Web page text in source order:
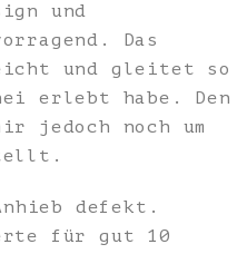
und
Das
und gleitet so
erlebt habe. Den
jedoch noch um
defekt.
für gut 10